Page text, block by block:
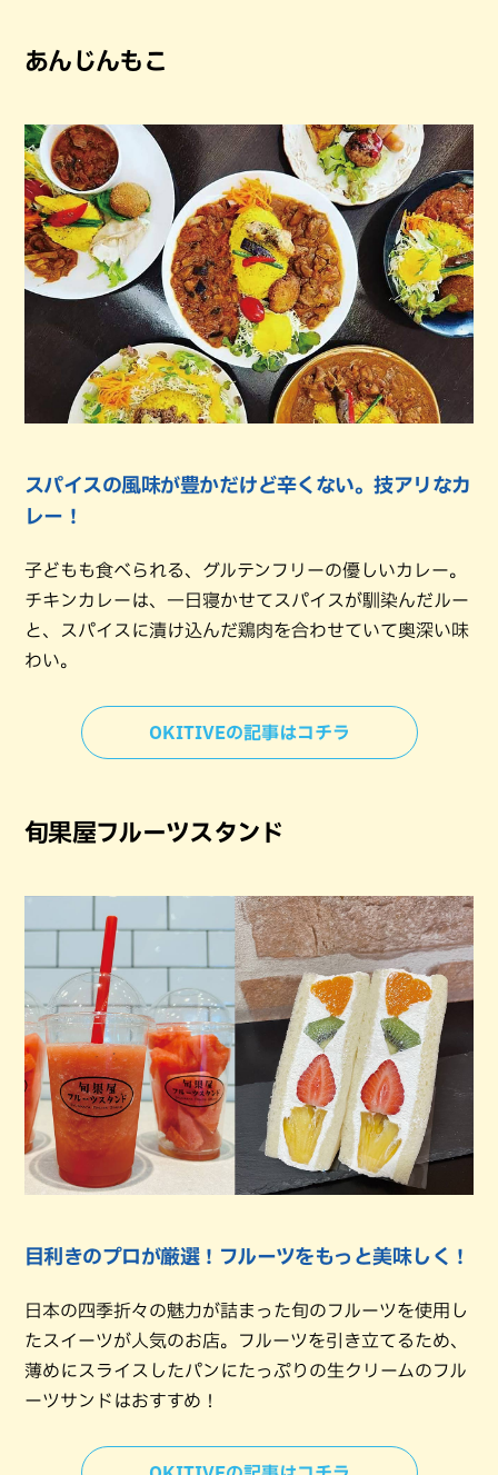
あんじんもこ
スパイスの風味が豊かだけど辛くない。技アリなカ
レー！
子どもも食べられる、グルテンフリーの優しいカレー。
チキンカレーは、一日寝かせてスパイスが馴染んだルー
と、スパイスに漬け込んだ鶏肉を合わせていて奥深い味
わい。
OKITIVEの記事はコチラ
旬果屋フルーツスタンド
目利きのプロが厳選！フルーツをもっと美味しく！
日本の四季折々の魅力が詰まった旬のフルーツを使用し
たスイーツが人気のお店。フルーツを引き立てるため、
薄めにスライスしたパンにたっぷりの生クリームのフル
ーツサンドはおすすめ！